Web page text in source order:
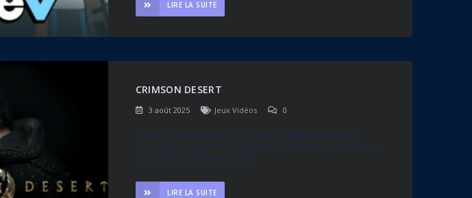
LIRE LA SUITE
CRIMSON DESERT
3 août 2025 Jeux Vidéos 0
Désolé, vous n’avez pas l’autorisation de lire ce
contenu. Contactez un administrateur pour mettre à
jour votre rôle sur le site.
LIRE LA SUITE